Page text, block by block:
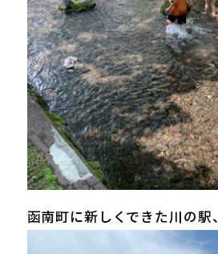
函南町に新しくできた川の駅、